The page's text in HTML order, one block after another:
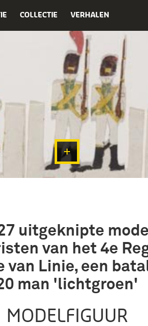
COLLECTIE VERHALEN
uitgeknipte
van het 4e
van Linie, een
man 'lichtgroen'
MODELFIGUUR